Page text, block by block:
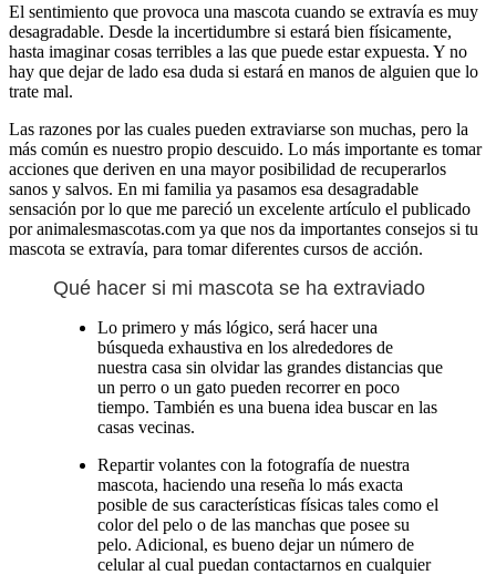
El sentimiento que provoca una mascota cuando se extravía es muy
desagradable. Desde la incertidumbre si estará bien físicamente,
hasta imaginar cosas terribles a las que puede estar expuesta. Y no
hay que dejar de lado esa duda si estará en manos de alguien que lo
trate mal.
Las razones por las cuales pueden extraviarse son muchas, pero la
más común es nuestro propio descuido. Lo más importante es tomar
acciones que deriven en una mayor posibilidad de recuperarlos
sanos y salvos. En mi familia ya pasamos esa desagradable
sensación por lo que me pareció un excelente artículo el publicado
por animalesmascotas.com ya que nos da importantes consejos si tu
mascota se extravía, para tomar diferentes cursos de acción.
Qué hacer si mi mascota se ha extraviado
Lo primero y más lógico, será hacer una
búsqueda exhaustiva en los alrededores de
nuestra casa sin olvidar las grandes distancias que
un perro o un gato pueden recorrer en poco
tiempo. También es una buena idea buscar en las
casas vecinas.
Repartir volantes con la fotografía de nuestra
mascota, haciendo una reseña lo más exacta
posible de sus características físicas tales como el
color del pelo o de las manchas que posee su
pelo. Adicional, es bueno dejar un número de
celular al cual puedan contactarnos en cualquier